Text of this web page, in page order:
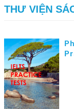
THƯ VIỆN